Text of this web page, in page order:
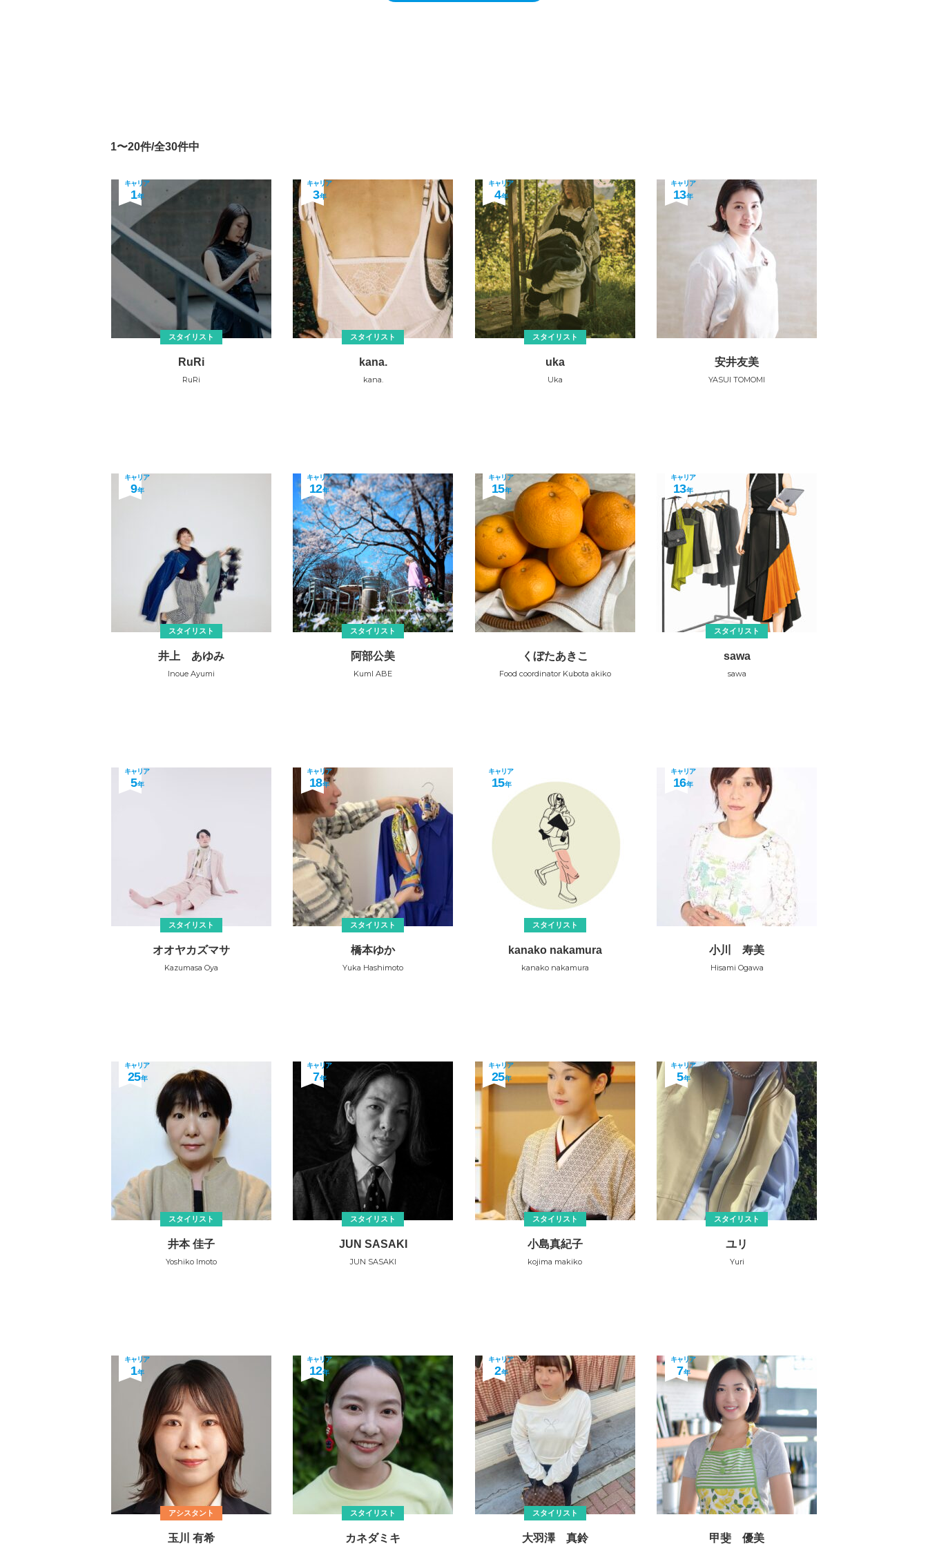
1〜20件/全30件中
キャリア
1年
スタイリスト
RuRi
RuRi
キャリア
3年
スタイリスト
kana.
kana.
キャリア
4年
スタイリスト
uka
Uka
キャリア
13年
安井友美
YASUI TOMOMI
キャリア
9年
スタイリスト
井上 あゆみ
Inoue Ayumi
キャリア
12年
スタイリスト
阿部公美
KumI ABE
キャリア
15年
くぼたあきこ
Food coordinator Kubota akiko
キャリア
13年
スタイリスト
sawa
sawa
キャリア
5年
スタイリスト
オオヤカズマサ
Kazumasa Oya
キャリア
18年
スタイリスト
橋本ゆか
Yuka Hashimoto
キャリア
15年
スタイリスト
kanako nakamura
kanako nakamura
キャリア
16年
小川 寿美
Hisami Ogawa
キャリア
25年
スタイリスト
井本 佳子
Yoshiko Imoto
キャリア
7年
スタイリスト
JUN SASAKI
JUN SASAKI
キャリア
25年
スタイリスト
小島真紀子
kojima makiko
キャリア
5年
スタイリスト
ユリ
Yuri
キャリア
1年
アシスタント
玉川 有希
キャリア
12年
スタイリスト
カネダミキ
キャリア
2年
スタイリスト
大羽澤 真鈴
キャリア
7年
甲斐 優美